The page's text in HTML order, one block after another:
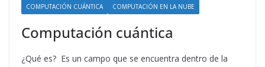
COMPUTACIÓN CUÁNTICA COMPUTACIÓN EN LA NUBE
Computación cuántica
¿Qué es? Es un campo que se encuentra dentro de la